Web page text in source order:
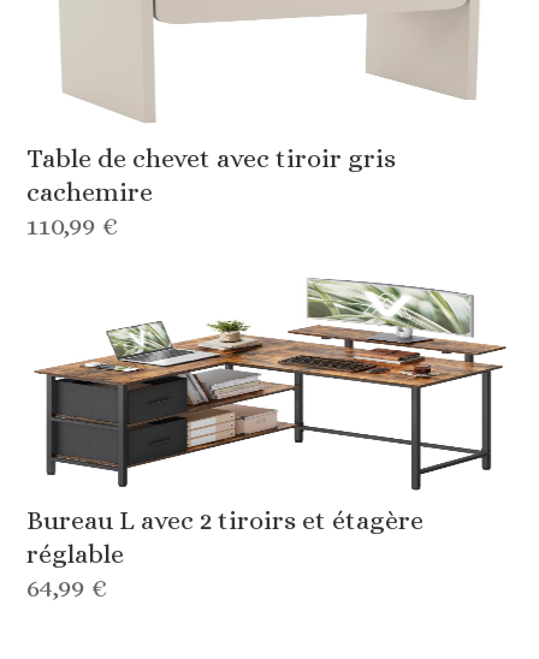
Table de chevet avec tiroir gris
cachemire
110,99 €
Bureau L avec 2 tiroirs et étagère
réglable
64,99 €